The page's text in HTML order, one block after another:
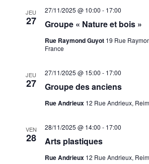
JEU
27 Groupe « Nature et bois »
27/11/2025 @ 10:00 - 17:00
Rue Raymond Guyot 19 Rue
France
JEU
27 Groupe des anciens
27/11/2025 @ 15:00 - 17:00
Rue Andrieux 12 Rue Andrieux,
VEN
28 Arts plastiques
28/11/2025 @ 14:00 - 17:00
Rue Andrieux 12 Rue Andrieux,